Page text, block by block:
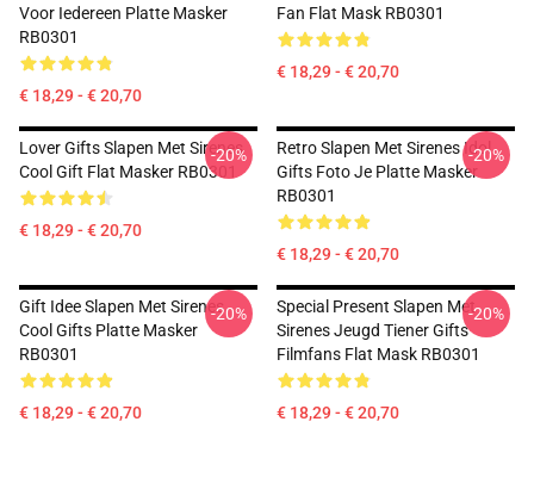
Voor Iedereen Platte Masker
RB0301
€ 18,29 - € 20,70
Fan Flat Mask RB0301
€ 18,29 - € 20,70
Lover Gifts Slapen Met Sirenes
Cool Gift Flat Masker RB0301
€ 18,29 - € 20,70
-20%
Retro Slapen Met Sirenes Idol
Gifts Foto Je Platte Masker
RB0301
€ 18,29 - € 20,70
-20%
Gift Idee Slapen Met Sirenes
Cool Gifts Platte Masker
RB0301
€ 18,29 - € 20,70
-20%
Special Present Slapen Met
Sirenes Jeugd Tiener Gifts
Filmfans Flat Mask RB0301
€ 18,29 - € 20,70
-20%